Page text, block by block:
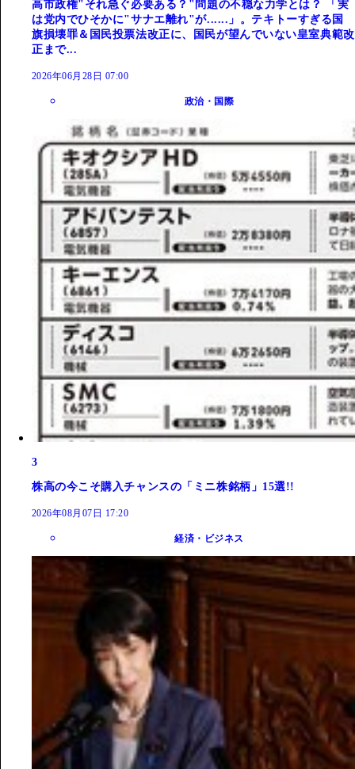
高市政権"それ急ぐ必要ある？"問題の不穏な力学とは？ 「実
は党内でひそかに"サナエ離れ"が......」。テキトーすぎる国
旗損壊罪＆国民投票法改正に、国民が望んでいない皇室典範改
正まで...
2026年06月28日 07:00
政治・国際
3
株高の今こそ購入チャンスの「ミニ株銘柄」15選!!
2026年08月07日 17:20
経済・ビジネス